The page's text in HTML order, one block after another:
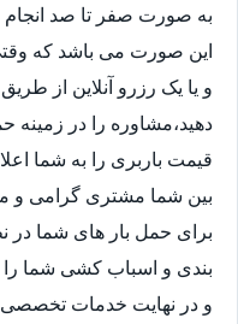
به صورت صفر تا صد
این صورت می باشد که
و یا یک رزرو آنلاین از
دهید،مشاوره را در زمینه
قیمت باربری را به شما
بین شما مشتری گرامی و
برای حمل بار های شما در
بندی و اسباب کشی شما
و در نهایت خدمات تخصصی